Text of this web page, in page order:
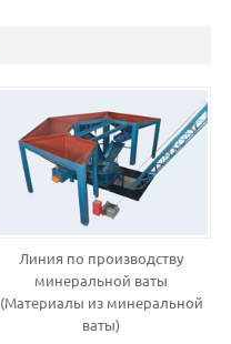
Линия по производству
минеральной ваты
(Материалы из минеральной
ваты)